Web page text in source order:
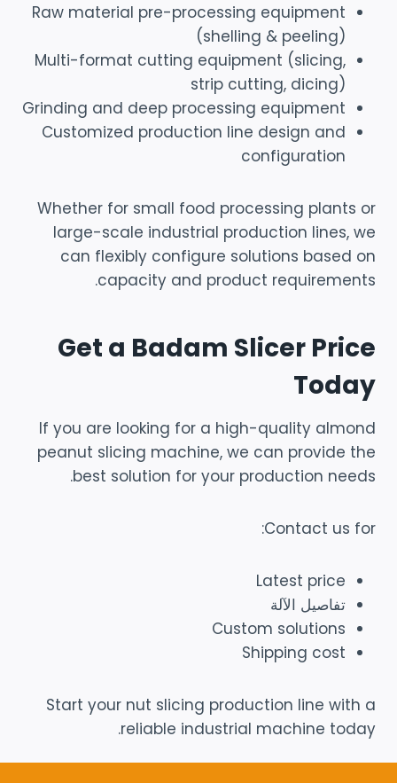
Raw material pre-processing equipment
(shelling & peeling)
Multi-format cutting equipment (slicing,
strip cutting, dicing)
Grinding and deep processing equipment
Customized production line design and
configuration
Whether for small food processing plants or
large-scale industrial production lines, we
can flexibly configure solutions based on
capacity and product requirements.
Get a Badam Slicer Price
Today
If you are looking for a high-quality almond
peanut slicing machine, we can provide the
best solution for your production needs.
Contact us for:
Latest price
تفاصيل الآلة
Custom solutions
Shipping cost
Start your nut slicing production line with a
reliable industrial machine today.